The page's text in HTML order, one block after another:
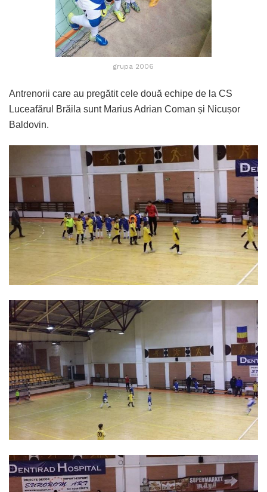
grupa 2006
Antrenorii care au pregătit cele două echipe de la CS
Luceafărul Brăila sunt Marius Adrian Coman și Nicușor
Baldovin.